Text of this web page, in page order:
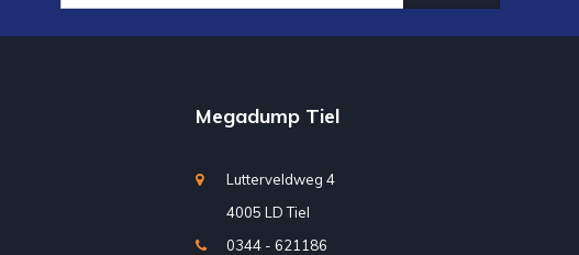
Megadump Tiel
Lutterveldweg 4
4005 LD Tiel
0344 - 621186